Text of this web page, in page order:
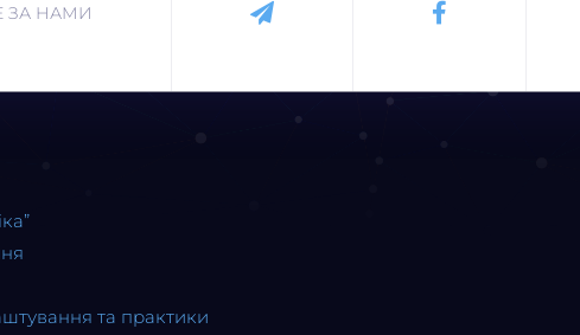
ЗА НАМИ
та практики